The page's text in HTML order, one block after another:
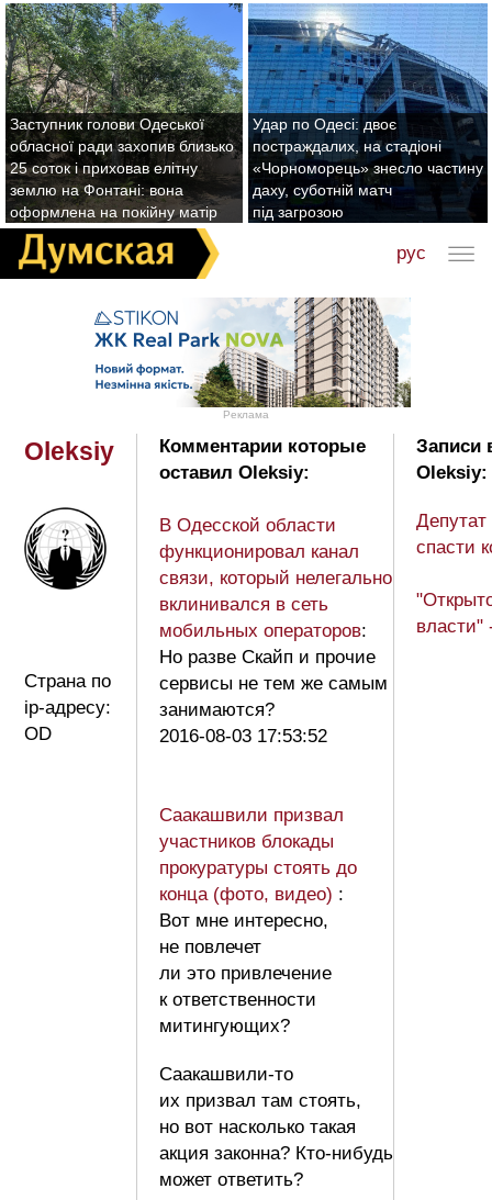
Заступник голови Одеської
обласної ради захопив близько
25 соток і приховав елітну
землю на Фонтані: вона
оформлена на покійну матір
Удар по Одесі: двоє
постраждалих, на стадіоні
«Чорноморець» знесло частину
даху, суботній матч
під загрозою
рус
Реклама
Oleksiy
Страна по
ip-адресу:
OD
Комментарии которые
оставил Oleksiy:
В Одесской области
функционировал канал
связи, который нелегально
вклинивался в сеть
мобильных операторов:
Но разве Скайп и прочие
сервисы не тем же самым
занимаются?
2016-08-03 17:53:52
Саакашвили призвал
участников блокады
прокуратуры стоять до
конца (фото, видео) :
Вот мне интересно,
не повлечет
ли это привлечение
к ответственности
митингующих?
Саакашвили-то
их призвал там стоять,
но вот насколько такая
акция законна? Кто-нибудь
может ответить?
Записи
Oleksiy:
спасти
власти"